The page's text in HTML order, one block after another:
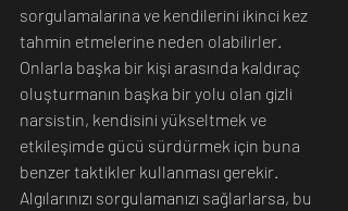
sorgulamalarına ve kendilerini ikinci kez
tahmin etmelerine neden olabilirler.
Onlarla başka bir kişi arasında kaldıraç
oluşturmanın başka bir yolu olan gizli
narsistin, kendisini yükseltmek ve
etkileşimde gücü sürdürmek için buna
benzer taktikler kullanması gerekir.
Algılarınızı sorgulamanızı sağlarlarsa, bu